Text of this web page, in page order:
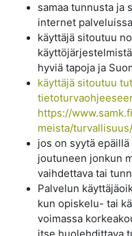
samaa tunnusta ja
internet
käyttäjä sitoutuu
hyviä tapoja ja
käyttäjä sitoutuu
https://
meista/
jos on syytä
joutuneen jonkun
vaihdettava tai
Palvelun
kun opiskelu- tai
voimassa